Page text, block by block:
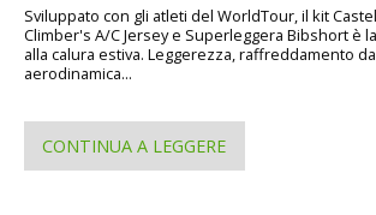
Sviluppato con gli atleti del WorldTour, il kit
Climber's A/C Jersey e Superleggera Bibshort è
alla calura estiva. Leggerezza, raffreddamento
aerodinamica...
CONTINUA A LEGGERE